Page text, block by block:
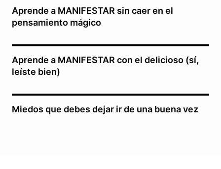
Aprende a MANIFESTAR sin caer en el
pensamiento mágico
Aprende a MANIFESTAR con el delicioso (sí,
leíste bien)
Miedos que debes dejar ir de una buena vez